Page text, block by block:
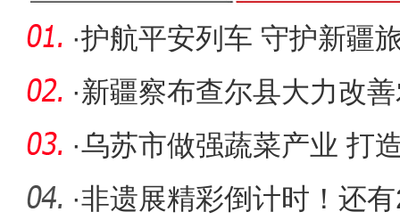
·护航平安列车 守护新疆
·新疆察布查尔县大力改
生态宜居
·乌苏市做强蔬菜产业 打
擎”
·非遗展精彩倒计时！还